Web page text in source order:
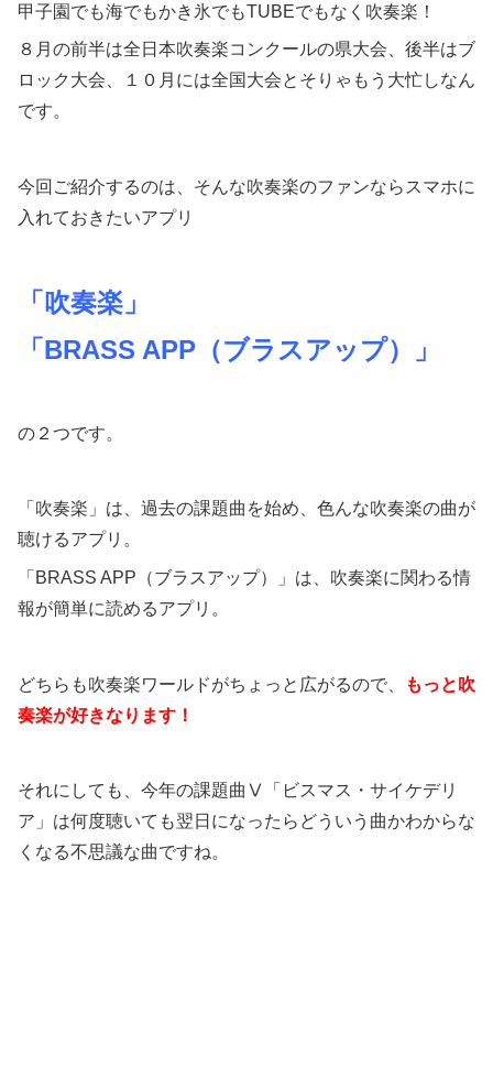
甲子園でも海でもかき氷でもTUBEでもなく吹奏楽！
８月の前半は全日本吹奏楽コンクールの県大会、後半はブ
ロック大会、１０月には全国大会とそりゃもう大忙しなん
です。
今回ご紹介するのは、そんな吹奏楽のファンならスマホに
入れておきたいアプリ
「吹奏楽」
「BRASS APP（ブラスアップ）」
の２つです。
「吹奏楽」は、過去の課題曲を始め、色んな吹奏楽の曲が
聴けるアプリ。
「BRASS APP（ブラスアップ）」は、吹奏楽に関わる情
報が簡単に読めるアプリ。
どちらも吹奏楽ワールドがちょっと広がるので、
もっと吹
奏楽が好きなります！
それにしても、今年の課題曲Ⅴ「ビスマス・サイケデリ
ア」は何度聴いても翌日になったらどういう曲かわからな
くなる不思議な曲ですね。